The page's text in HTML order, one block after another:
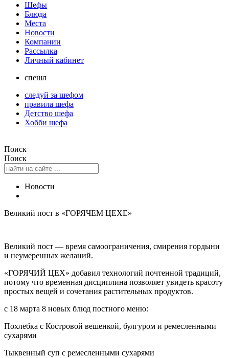
Шефы
Блюда
Места
Новости
Компании
Рассылка
Личный кабинет
спешл
следуй за шефом
правила шефа
Детство шефа
Хобби шефа
Поиск
Поиск
Новости
Великий пост в «ГОРЯЧЕМ ЦЕХЕ»
Великий пост — время самоограничения, смирения гордыни
и неумеренных желаний.
«ГОРЯЧИЙ ЦЕХ» добавил технологий почтенной традиций,
потому что временная дисциплина позволяет увидеть красоту
простых вещей и сочетания растительных продуктов.
с 18 марта 8 новых блюд постного меню:
Похлебка с Костровой вешенкой, булгуром и ремесленными
сухарями
Тыквенный суп с ремесленными сухарями